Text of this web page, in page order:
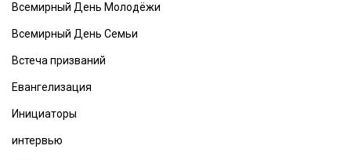
Всемирный День Молодёжи
Всемирный День Семьи
Встеча призваний
Евангелизация
Инициаторы
интервью